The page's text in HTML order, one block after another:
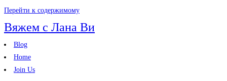
Перейти к содержимому
Вяжем с Лана Ви
Blog
Home
Join Us